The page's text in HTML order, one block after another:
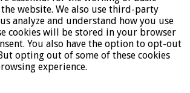
website. We also use third-party
analyze and understand how you use
cookies will be stored in your browser
You also have the option to opt-out
opting out of some of these cookies
experience.